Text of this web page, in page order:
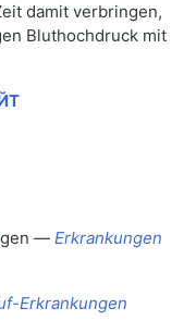
damit verbringen,
Bluthochdruck mit
— Erkrankungen
Erkrankungen